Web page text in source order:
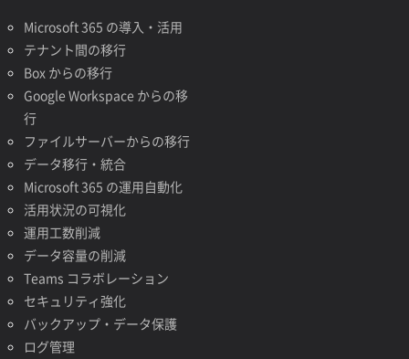
Microsoft 365 の導入・活用
テナント間の移行
Box からの移行
Google Workspace からの移
行
ファイルサーバーからの移行
データ移行・統合
Microsoft 365 の運用自動化
活用状況の可視化
運用工数削減
データ容量の削減
Teams コラボレーション
セキュリティ強化
バックアップ・データ保護
ログ管理